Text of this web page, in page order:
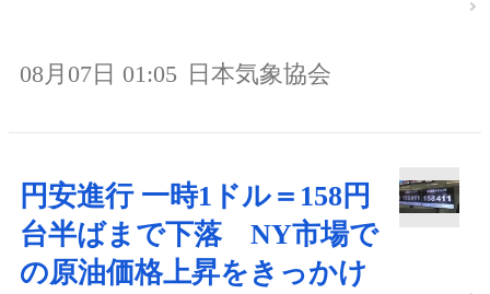
08月07日 01:05 日本気象協会
円安進行 一時1ドル＝158円
台半ばまで下落 NY市場で
の原油価格上昇をきっかけ